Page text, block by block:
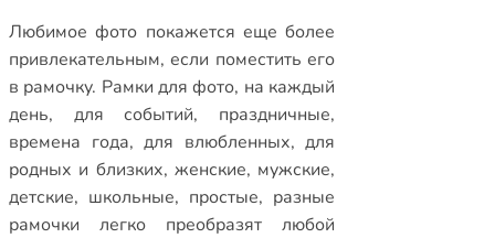
Любимое фото покажется еще более
привлекательным, если поместить его
в рамочку. Рамки для фото, на каждый
день, для событий, праздничные,
времена года,для влюбленных,для
родных и близких, женские, мужские,
детские, школьные, простые, разные
рамочки легко преобразят любой